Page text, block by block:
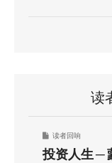
读
读者回响
投资人生 ─